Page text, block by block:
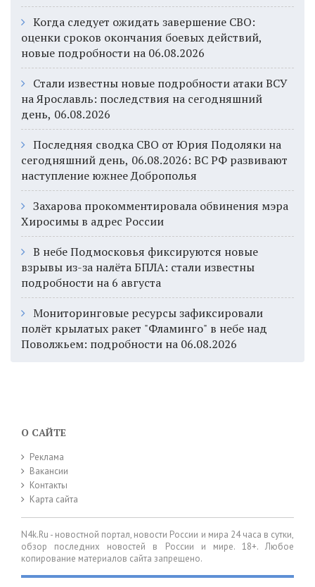
Когда следует ожидать завершение СВО:
оценки сроков окончания боевых действий,
новые подробности на 06.08.2026
Стали известны новые подробности атаки ВСУ
на Ярославль: последствия на сегодняшний
день, 06.08.2026
Последняя сводка СВО от Юрия Подоляки на
сегодняшний день, 06.08.2026: ВС РФ развивают
наступление южнее Доброполья
Захарова прокомментировала обвинения мэра
Хиросимы в адрес России
В небе Подмосковья фиксируются новые
взрывы из-за налёта БПЛА: стали известны
подробности на 6 августа
Мониторинговые ресурсы зафиксировали
полёт крылатых ракет "Фламинго" в небе над
Поволжьем: подробности на 06.08.2026
О САЙТЕ
Реклама
Вакансии
Контакты
Карта сайта
N4k.Ru - новостной портал, новости России и мира 24 часа в сутки,
обзор последних новостей в России и мире. 18+. Любое
копирование материалов сайта запрещено.